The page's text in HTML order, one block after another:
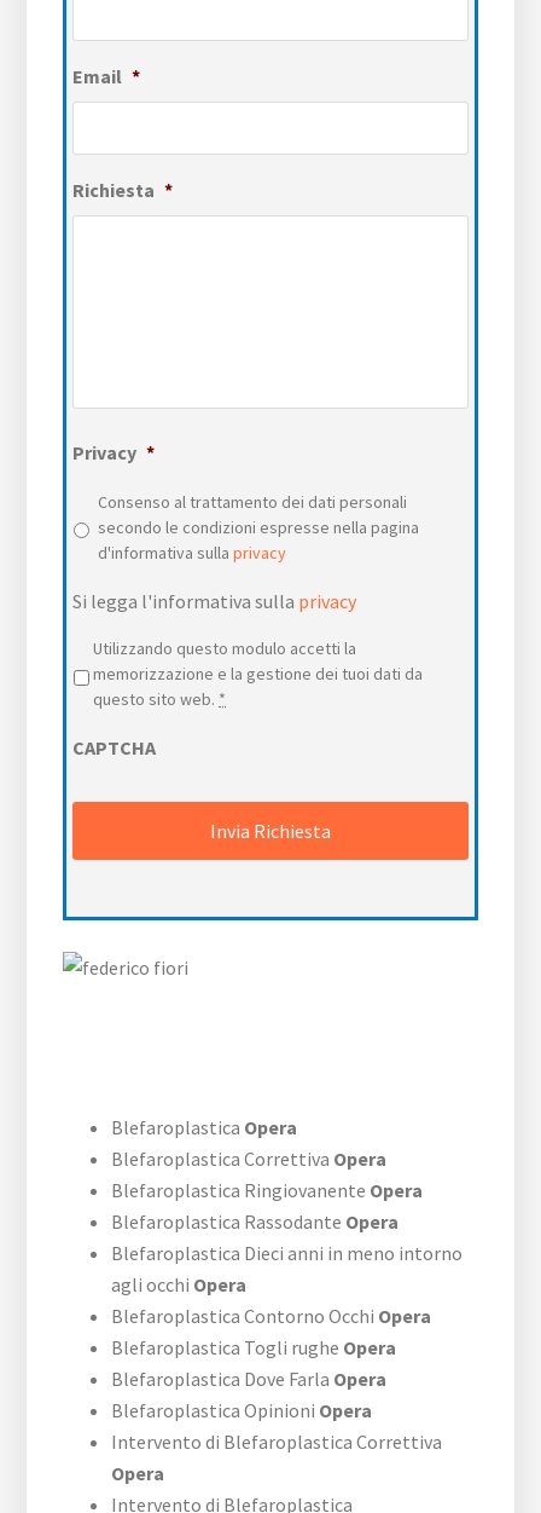
Email *
Richiesta *
Privacy *
Consenso al trattamento dei dati personali
secondo le condizioni espresse nella pagina
d'informativa sullaprivacy
Si legga l'informativa sulla privacy
Privacy *
Utilizzando questo modulo accetti la
memorizzazione e la gestione dei tuoi dati da
questo sito web. *
CAPTCHA
Blefaroplastica Opera
Blefaroplastica Correttiva Opera
Blefaroplastica Ringiovanente Opera
Blefaroplastica Rassodante Opera
Blefaroplastica Dieci anni in meno intorno
agli occhi Opera
Blefaroplastica Contorno Occhi Opera
Blefaroplastica Togli rughe Opera
Blefaroplastica Dove Farla Opera
Blefaroplastica Opinioni Opera
Intervento di Blefaroplastica Correttiva
Opera
Intervento di Blefaroplastica